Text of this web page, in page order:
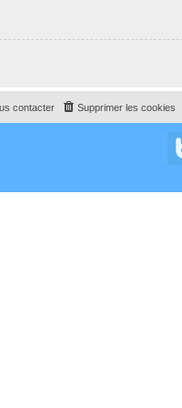
Supprimer les cookies
contacter